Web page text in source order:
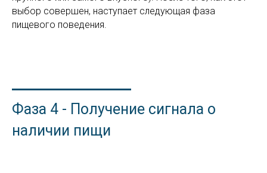
выбор совершен, наступает следующая фаза
пищевого поведения.
Фаза 4 - Получение сигнала о
наличии пищи